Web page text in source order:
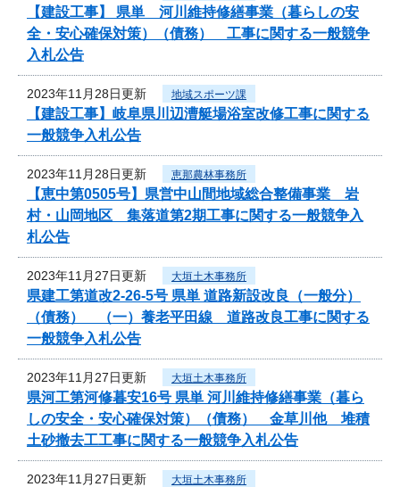
【建設工事】 県単 河川維持修繕事業（暮らしの安
全・安心確保対策）（債務） 工事に関する一般競争
入札公告
2023年11月28日更新 地域スポーツ課
【建設工事】岐阜県川辺漕艇場浴室改修工事に関する
一般競争入札公告
2023年11月28日更新 恵那農林事務所
【恵中第0505号】県営中山間地域総合整備事業 岩
村・山岡地区 集落道第2期工事に関する一般競争入
札公告
2023年11月27日更新 大垣土木事務所
県建工第道改2-26-5号 県単 道路新設改良（一般分）
（債務） （一）養老平田線 道路改良工事に関する
一般競争入札公告
2023年11月27日更新 大垣土木事務所
県河工第河修暮安16号 県単 河川維持修繕事業（暮ら
しの安全・安心確保対策）（債務） 金草川他 堆積
土砂撤去工工事に関する一般競争入札公告
2023年11月27日更新 大垣土木事務所